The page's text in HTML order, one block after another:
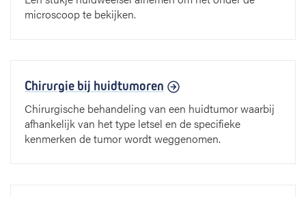
microscoop te bekijken.
Chirurgie bij huidtumoren
Chirurgische behandeling van een huidtumor waarbij
afhankelijk van het type letsel en de specifieke
kenmerken de tumor wordt weggenomen.